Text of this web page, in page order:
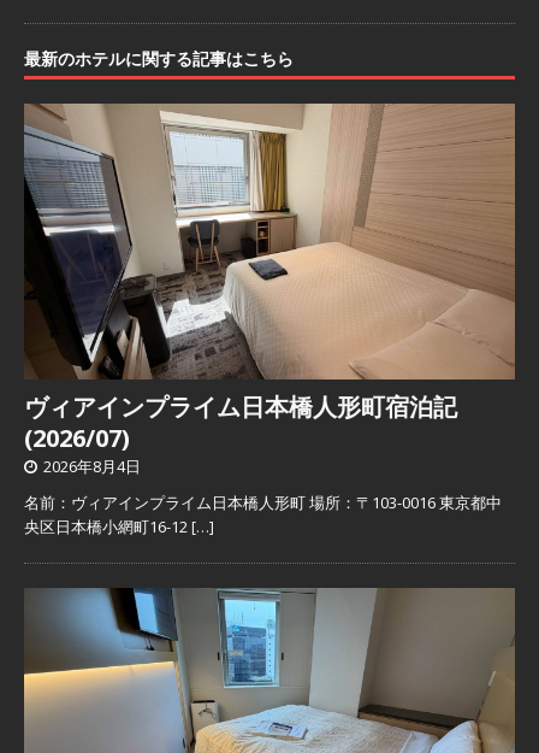
最新のホテルに関する記事はこちら
ヴィアインプライム日本橋人形町宿泊記
(2026/07)
2026年8月4日
名前：ヴィアインプライム日本橋人形町 場所：〒103-0016 東京都中
央区日本橋小網町16-12[…]